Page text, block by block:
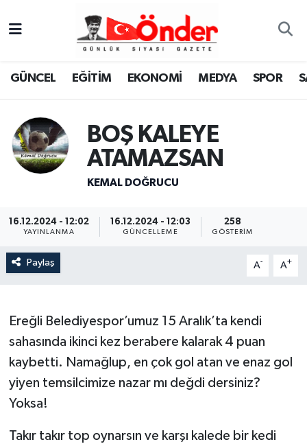
GÜNCEL EĞİTİM EKONOMİ MEDYA SPOR
BOŞ KALEYE
ATAMAZSAN
KEMAL DOĞRUCU
16.12.2024 - 12:02
YAYINLANMA
16.12.2024 - 12:03
GÜNCELLEME
258
GÖSTERIM
Paylaş A- A+
Ereğli Belediyespor’umuz 15 Aralık’ta kendi
sahasında ikinci kez berabere kalarak 4 puan
kaybetti. Namağlup, en çok gol atan ve enaz gol
yiyen temsilcimize nazar mı değdi dersiniz?
Yoksa!
Takır takır top oynarsın ve karşı kalede bir kedi
GÜNCEL
EKONOMİ
MEDYA
SAĞLIK
KÜLTÜR-SANAT
RESMİ İLAN
Zonguldak Nöbetçi Eczaneler
Zonguldak Namaz Vakitleri
Zonguldak Trafik Yoğunluk Haritası
Tüm Manşetler
Son Dakika Haberleri